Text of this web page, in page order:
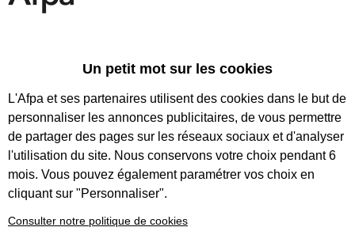
Fil info
Recruter par
l’assiette :
l’expérience du
restaurant
éphémère à l’Afpa
Olivet
Un petit mot sur les cookies
L'Afpa et ses partenaires utilisent des cookies dans le but de
personnaliser les annonces publicitaires, de vous permettre
de partager des pages sur les réseaux sociaux et d'analyser
l'utilisation du site. Nous conservons votre choix pendant 6
mois. Vous pouvez également paramétrer vos choix en
cliquant sur "Personnaliser".
Consulter notre politique de cookies